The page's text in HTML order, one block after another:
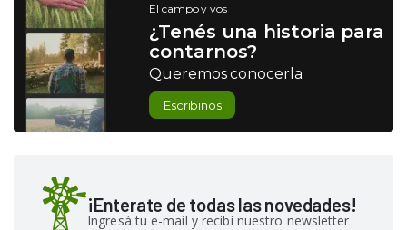
El campo y vos
¿Tenés una historia para
contarnos?
Queremos conocerla
Escribinos
¡Enterate de todas las novedades!
Ingresá tu e-mail y recibí nuestro newsletter